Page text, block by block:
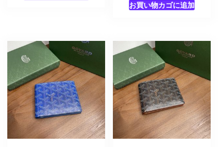
お買い物カゴに追加